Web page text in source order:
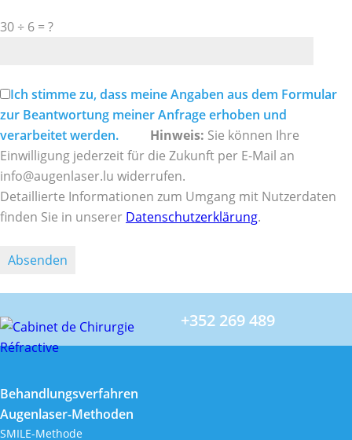
lasse
leer.
30 ÷ 6 = ?
Ich stimme zu, dass meine Angaben aus dem Formular
zur Beantwortung meiner Anfrage erhoben und
verarbeitet werden.
Hinweis: Sie können Ihre
Einwilligung jederzeit für die Zukunft per E-Mail an
info@augenlaser.lu widerrufen.
Detaillierte Informationen zum Umgang mit Nutzerdaten
finden Sie in unserer Datenschutzerklärung.
+352 269 489
Behandlungsverfahren
Augenlaser-Methoden
SMILE-Methode